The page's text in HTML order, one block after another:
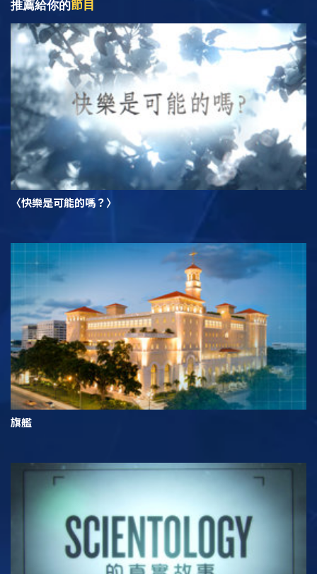
推薦給你的節目
〈快樂是可能的嗎？〉
旗艦